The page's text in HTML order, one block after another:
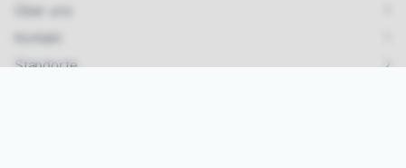
Über uns
Kontakt
Standorte